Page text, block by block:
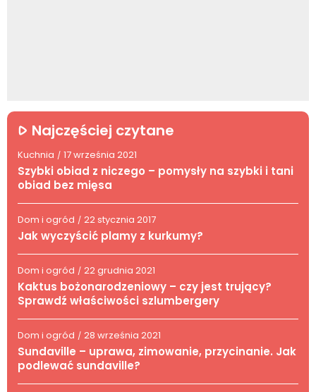
Najczęściej czytane
Kuchnia / 17 września 2021
Szybki obiad z niczego – pomysły na szybki i tani
obiad bez mięsa
Dom i ogród / 22 stycznia 2017
Jak wyczyścić plamy z kurkumy?
Dom i ogród / 22 grudnia 2021
Kaktus bożonarodzeniowy – czy jest trujący?
Sprawdź właściwości szlumbergery
Dom i ogród / 28 września 2021
Sundaville – uprawa, zimowanie, przycinanie. Jak
podlewać sundaville?